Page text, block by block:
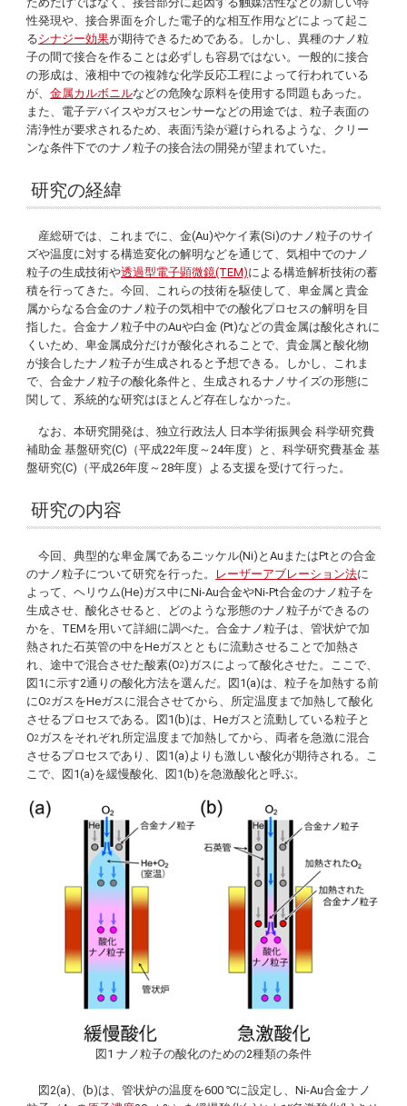
性発現や、接合界面を介した電子的な相互作用などによって起こ
るシナジー効果が期待できるためである。しかし、異種のナノ粒
子の間で接合を作ることは必ずしも容易ではない。一般的に接合
の形成は、液相中での複雑な化学反応工程によって行われている
が、金属カルボニルなどの危険な原料を使用する問題もあった。
また、電子デバイスやガスセンサーなどの用途では、粒子表面の
清浄性が要求されるため、表面汚染が避けられるような、クリー
ンな条件下でのナノ粒子の接合法の開発が望まれていた。
研究の経緯
産総研では、これまでに、金(Au)やケイ素(Si)のナノ粒子のサイ
ズや温度に対する構造変化の解明などを通じて、気相中でのナノ
粒子の生成技術や透過型電子顕微鏡(TEM)による構造解析技術の蓄
積を行ってきた。今回、これらの技術を駆使して、卑金属と貴金
属からなる合金のナノ粒子の気相中での酸化プロセスの解明を目
指した。合金ナノ粒子中のAuや白金 (Pt)などの貴金属は酸化されに
くいため、卑金属成分だけが酸化されることで、貴金属と酸化物
が接合したナノ粒子が生成されると予想できる。しかし、これま
で、合金ナノ粒子の酸化条件と、生成されるナノサイズの形態に
関して、系統的な研究はほとんど存在しなかった。
なお、本研究開発は、独立行政法人 日本学術振興会 科学研究費
補助金 基盤研究(C)（平成22年度～24年度）と、科学研究費基金 基
盤研究(C)（平成26年度～28年度）よる支援を受けて行った。
研究の内容
今回、典型的な卑金属であるニッケル(Ni)とAuまたはPtとの合金
のナノ粒子について研究を行った。
レーザーアブレーション法に
よって、ヘリウム(He)ガス中にNi-Au合金やNi-Pt合金のナノ粒子を
生成させ、酸化させると、どのような形態のナノ粒子ができるの
かを、TEMを用いて詳細に調べた。合金ナノ粒子は、管状炉で加
熱された石英管の中をHeガスとともに流動させることで加熱さ
れ、途中で混合させた酸素(O2)ガスによって酸化させた。ここで、
図1に示す2通りの酸化方法を選んだ。図1(a)は、粒子を加熱する前
にO2 ガスをHeガスに混合させてから、所定温度まで加熱して酸化
させるプロセスである。図1(b)は、Heガスと流動している粒子と
O2 ガスをそれぞれ所定温度まで加熱してから、両者を急激に混合
させるプロセスであり、図1(a)よりも激しい酸化が期待される。こ
こで、図1(a)を緩慢酸化、図1(b)を急激酸化と呼ぶ。
図1 ナノ粒子の酸化のための2種類の条件
図2(a)、(b)は、管状炉の温度を600 ℃に設定し、Ni-Au合金ナノ